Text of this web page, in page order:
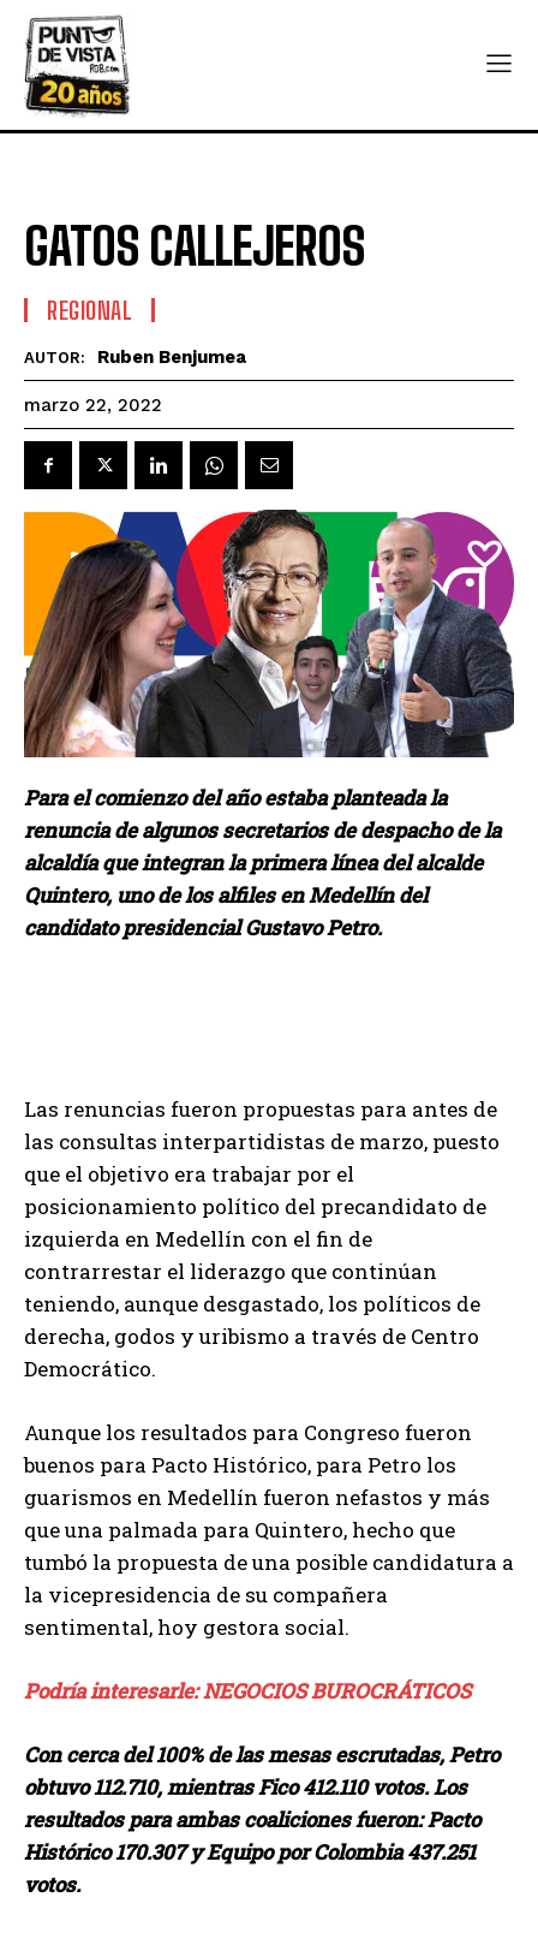
GATOS CALLEJEROS
REGIONAL
AUTOR: Ruben Benjumea
marzo 22, 2022
Para el comienzo del año estaba planteada la
renuncia de algunos secretarios de despacho de la
alcaldía que integran la primera línea del alcalde
Quintero, uno de los alfiles en Medellín del
candidato presidencial Gustavo Petro.
Las renuncias fueron propuestas para antes de
las consultas interpartidistas de marzo, puesto
que el objetivo era trabajar por el
posicionamiento político del precandidato de
izquierda en Medellín con el fin de
contrarrestar el liderazgo que continúan
teniendo, aunque desgastado, los políticos de
derecha, godos y uribismo a través de Centro
Democrático.
Aunque los resultados para Congreso fueron
buenos para Pacto Histórico, para Petro los
guarismos en Medellín fueron nefastos y más
que una palmada para Quintero, hecho que
tumbó la propuesta de una posible candidatura a
la vicepresidencia de su compañera
sentimental, hoy gestora social.
Podría interesarle: NEGOCIOS BUROCRÁTICOS
Con cerca del 100% de las mesas escrutadas, Petro
obtuvo 112.710, mientras Fico 412.110 votos. Los
resultados para ambas coaliciones fueron: Pacto
Histórico 170.307 y Equipo por Colombia 437.251
votos.